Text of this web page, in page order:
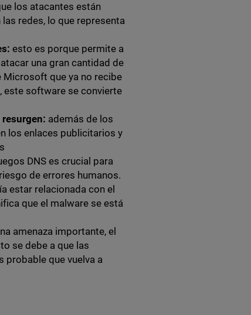
los atacantes están
redes, lo que representa
esto es porque permite a
una gran cantidad de
que ya no recibe
este software se convierte
además de los
los enlaces publicitarios y
DNS es crucial para
de errores humanos.
estar relacionada con el
que el malware se está
amenaza importante, el
se debe a que las
probable que vuelva a